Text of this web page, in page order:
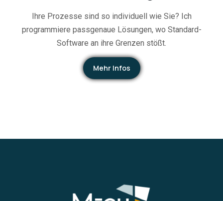
Ihre Prozesse sind so individuell wie Sie? Ich
programmiere passgenaue Lösungen, wo Standard-
Software an ihre Grenzen stößt.
Mehr Infos